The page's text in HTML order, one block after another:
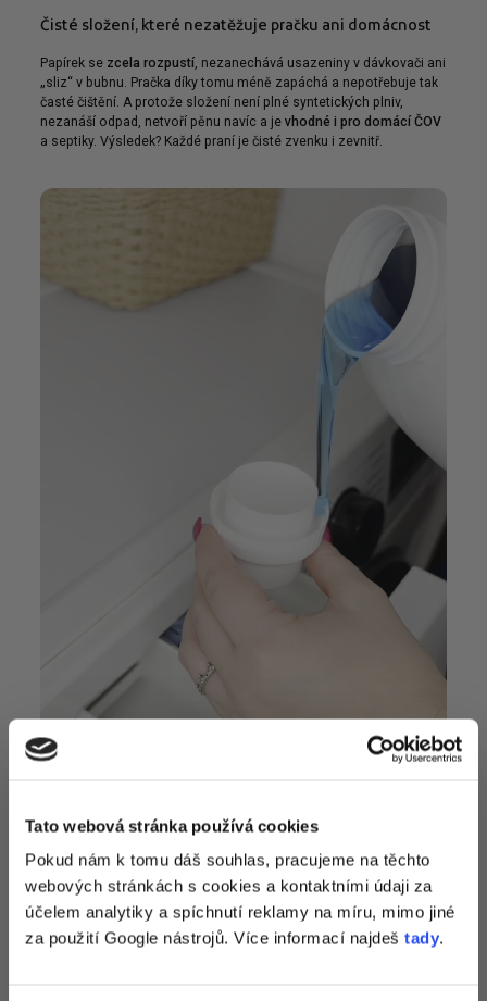
Tato webová stránka používá cookies
Pokud nám k tomu dáš souhlas, pracujeme na těchto
webových stránkách s cookies a kontaktními údaji za
účelem analytiky a spíchnutí reklamy na míru, mimo jiné
za použití Google nástrojů. Více informací najdeš tady.
Čisté složení, které nezatěžuje pračku ani domácnost
Papírek se zcela rozpustí, nezanechává usazeniny v dávkovači ani
„sliz“ v bubnu. Pračka díky tomu méně zapáchá a nepotřebuje tak
časté čištění. A protože složení není plné syntetických plniv,
nezanáší odpad, netvoří pěnu navíc a je vhodné i pro domácí ČOV
a septiky. Výsledek? Každé praní je čisté zvenku i zevnitř.
Získej 1+1na
zkoušku pracích
papírkůa tipy